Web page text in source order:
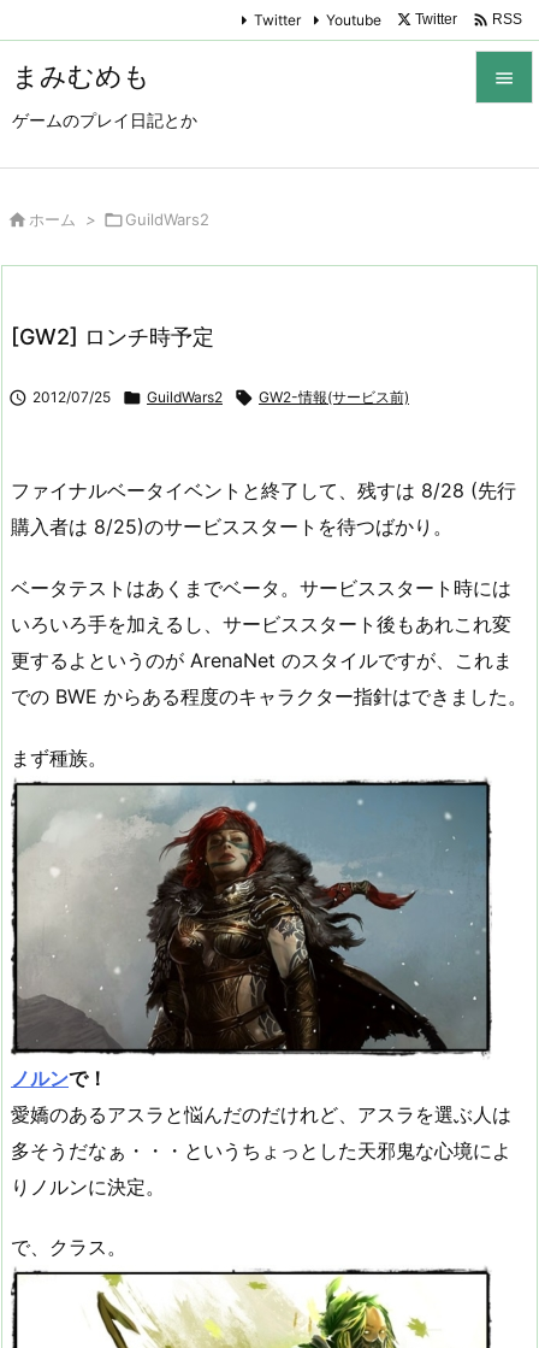
まみむめも
ゲームのプレイ日記とか

Twitter Youtube Twitter  RSS
 ホーム > GuildWars2
[GW2] ロンチ時予定
 2012/07/25  GuildWars2  GW2-情報(サービス前)
ファイナルベータイベントと終了して、残すは 8/28 (先行
購入者は 8/25)のサービススタートを待つばかり。
ベータテストはあくまでベータ。サービススタート時には
いろいろ手を加えるし、サービススタート後もあれこれ変
更するよというのが ArenaNet のスタイルですが、これま
での BWE からある程度のキャラクター指針はできました。
まず種族。
ノルンで！
愛嬌のあるアスラと悩んだのだけれど、アスラを選ぶ人は
多そうだなぁ・・・というちょっとした天邪鬼な心境によ
りノルンに決定。
で、クラス。